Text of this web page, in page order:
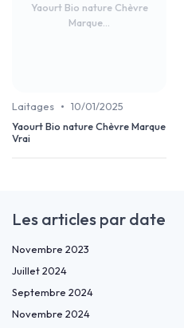
Yaourt Bio nature Chèvre
Marque...
Laitages • 10/01/2025
Yaourt Bio nature Chèvre Marque
Vrai
Les articles par date
Novembre 2023
Juillet 2024
Septembre 2024
Novembre 2024